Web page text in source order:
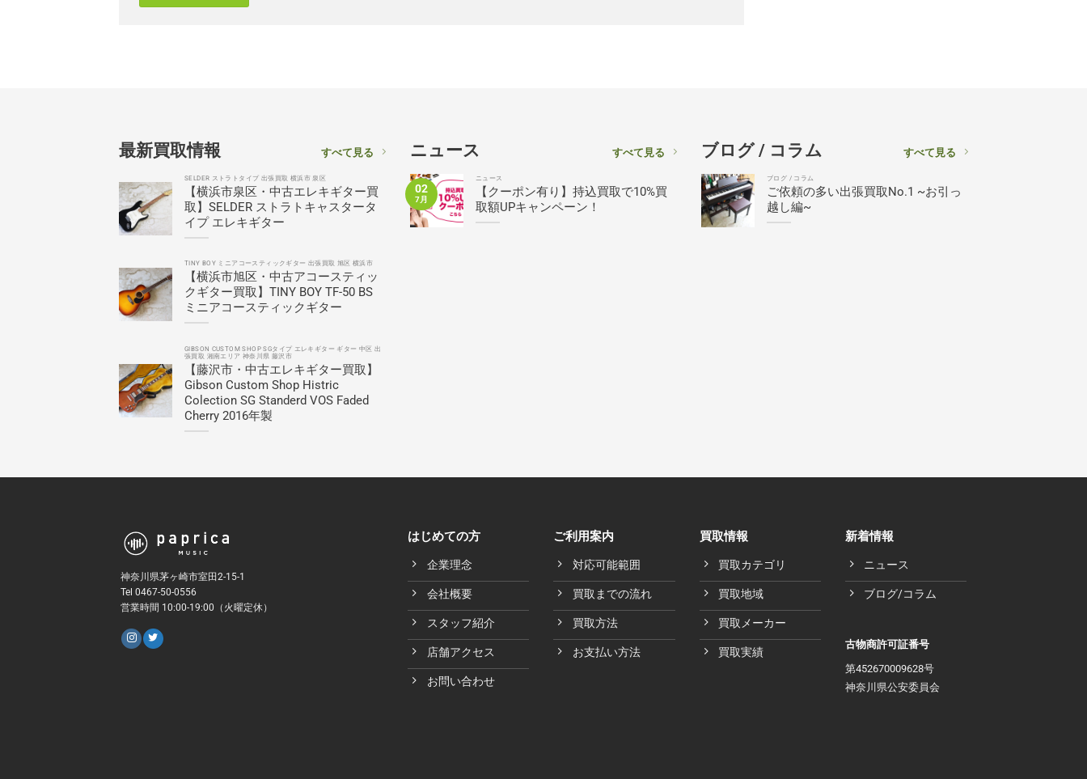
最新買取情報 すべて見る
SELDER ストラトタイプ 出張買取 横浜市 泉区
【横浜市泉区・中古エレキギター買
取】SELDER ストラトキャスタータ
イプ エレキギター
TINY BOY ミニアコースティックギター 出張買取 旭区 横浜市
【横浜市旭区・中古アコースティッ
クギター買取】TINY BOY TF-50 BS
ミニアコースティックギター
GIBSON CUSTOM SHOP SGタイプ エレキギター ギター 中区 出
張買取 湘南エリア 神奈川県 藤沢市
【藤沢市・中古エレキギター買取】
Gibson Custom Shop Histric
Colection SG Standerd VOS Faded
Cherry 2016年製
ニュース すべて見る
ニュース
【クーポン有り】持込買取で10%買
取額UPキャンペーン！
02
7月
ブログ / コラム すべて見る
ブログ / コラム
ご依頼の多い出張買取No.1 ~お引っ
越し編~
神奈川県茅ヶ崎市室田2-15-1
Tel 0467-50-0556
営業時間 10:00-19:00（火曜定休）
はじめての方
企業理念
会社概要
スタッフ紹介
店舗アクセス
お問い合わせ
ご利用案内
対応可能範囲
買取までの流れ
買取方法
お支払い方法
買取情報
買取カテゴリ
買取地域
買取メーカー
買取実績
新着情報
ニュース
ブログ/コラム
古物商許可証番号
第452670009628号
神奈川県公安委員会